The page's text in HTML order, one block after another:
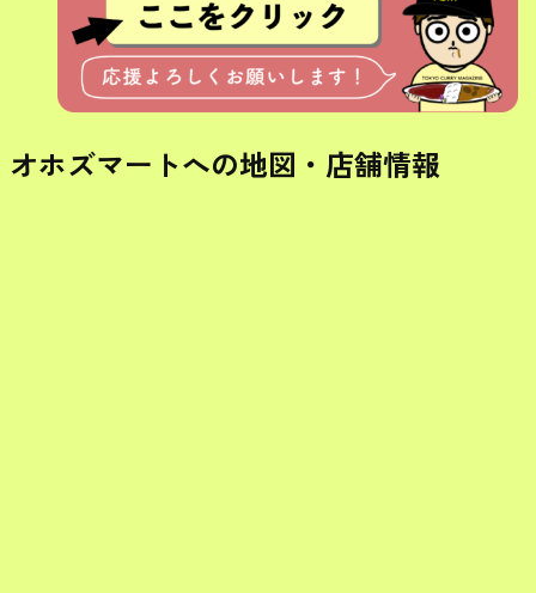
オホズマートへの地図・店舗情報